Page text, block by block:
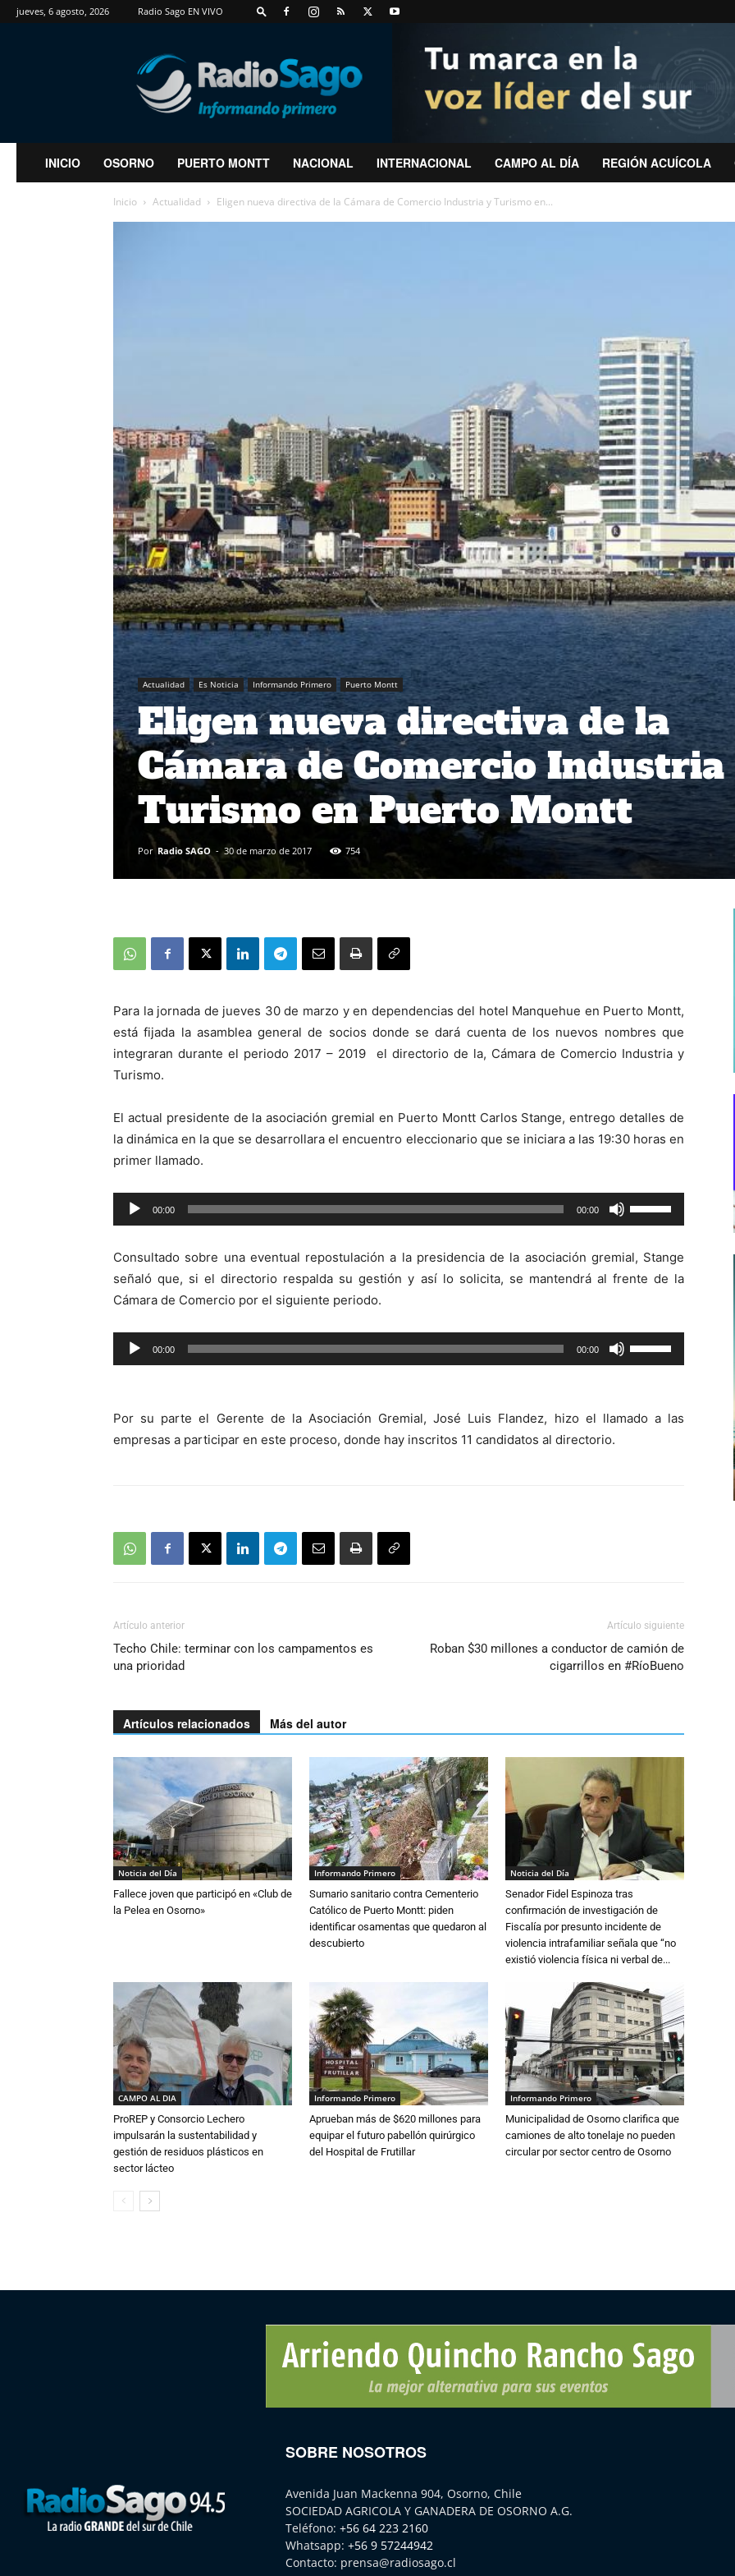
jueves, 6 agosto, 2026 Radio Sago EN VIVO
RadioSago
INICIO OSORNO PUERTO MONTT NACIONAL INTERNACIONAL CAMPO AL DÍA REGIÓN ACUÍCOLA
Inicio Actualidad Eligen nueva directiva de la Cámara de Comercio Industria y Turismo en...
Actualidad Es Noticia Informando Primero Puerto Montt
Eligen nueva directiva de la
Cámara de Comercio Industria
Turismo en Puerto Montt
Por Radio SAGO - 30 de marzo de 2017 754
Para la jornada de jueves 30 de marzo y en dependencias del hotel Manquehue en Puerto Montt,
está fijada la asamblea general de socios donde se dará cuenta de los nuevos nombres que
integraran durante el periodo 2017 – 2019 el directorio de la, Cámara de Comercio Industria y
Turismo.
El actual presidente de la asociación gremial en Puerto Montt Carlos Stange, entrego detalles de
la dinámica en la que se desarrollara el encuentro eleccionario que se iniciara a las 19:30 horas en
primer llamado.
Reproductor
de
00:00 00:00
las
de
flecha
para
aumentar
el
Consultado sobre una eventual repostulación a la presidencia de la asociación gremial, Stange
señaló que, si el directorio respalda su gestión y así lo solicita, se mantendrá al frente de la
Cámara de Comercio por el siguiente periodo.
Reproductor
de
00:00 00:00
las
flecha
Por su parte el Gerente de la Asociación Gremial, José Luis Flandez, hizo el llamado a las
empresas a participar en este proceso, donde hay inscritos 11 candidatos al directorio.
Artículo anterior
Techo Chile: terminar con los campamentos es
una prioridad
Artículo siguiente
Roban $30 millones a conductor de camión de
cigarrillos en #RíoBueno
Artículos relacionados Más del autor
Noticia del Día
Fallece joven que participó en «Club de
la Pelea en Osorno»
Informando Primero
Sumario sanitario contra Cementerio
Católico de Puerto Montt: piden
identificar osamentas que quedaron al
descubierto
Noticia del Día
Senador Fidel Espinoza tras
confirmación de investigación de
Fiscalía por presunto incidente de
violencia intrafamiliar señala que “no
existió violencia física ni verbal de...
CAMPO AL DIA
ProREP y Consorcio Lechero
impulsarán la sustentabilidad y
gestión de residuos plásticos en
sector lácteo
Informando Primero
Aprueban más de $620 millones para
equipar el futuro pabellón quirúrgico
del Hospital de Frutillar
Informando Primero
Municipalidad de Osorno clarifica que
camiones de alto tonelaje no pueden
circular por sector centro de Osorno
SOBRE NOSOTROS
Avenida Juan Mackenna 904, Osorno, Chile
SOCIEDAD AGRICOLA Y GANADERA DE OSORNO A.G.
Teléfono: +56 64 223 2160
Whatsapp: +56 9 57244942
Contacto: prensa@radiosago.cl